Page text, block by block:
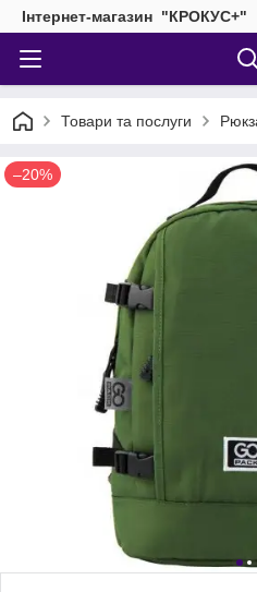
Інтернет-магазин "КРОКУС+"
Товари та послуги
–20%